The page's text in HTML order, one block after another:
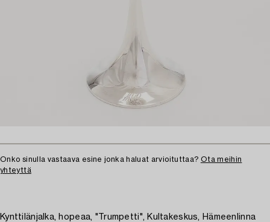
Onko sinulla vastaava esine jonka haluat arvioituttaa? Ota meihin
yhteyttä
Kynttilänjalka, hopeaa, "Trumpetti", Kultakeskus, Hämeenlinna